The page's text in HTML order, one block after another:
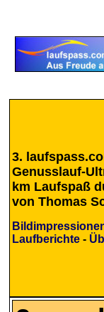
3.
Genusslauf-
km Laufspaß
von Thomas
Laufberichte -